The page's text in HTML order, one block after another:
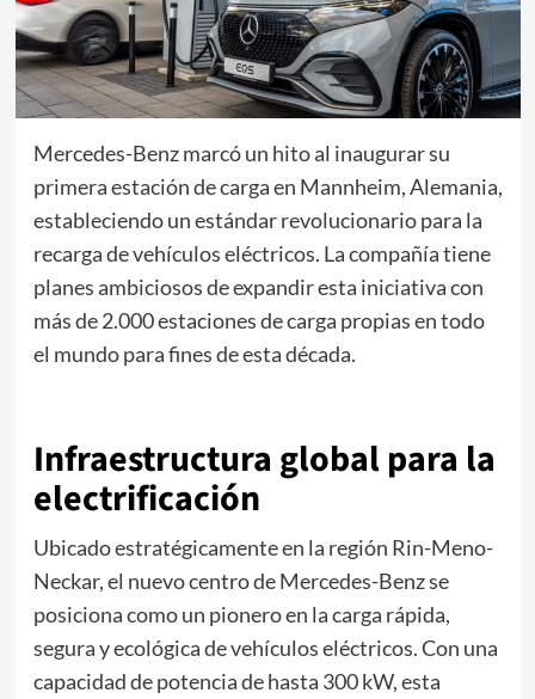
Mercedes-Benz marcó un hito al inaugurar su
primera estación de carga en Mannheim, Alemania,
estableciendo un estándar revolucionario para la
recarga de vehículos eléctricos. La compañía tiene
planes ambiciosos de expandir esta iniciativa con
más de 2.000 estaciones de carga propias en todo
el mundo para fines de esta década.
Infraestructura global para la
electrificación
Ubicado estratégicamente en la región Rin-Meno-
Neckar, el nuevo centro de Mercedes-Benz se
posiciona como un pionero en la carga rápida,
segura y ecológica de vehículos eléctricos. Con una
capacidad de potencia de hasta 300 kW, esta